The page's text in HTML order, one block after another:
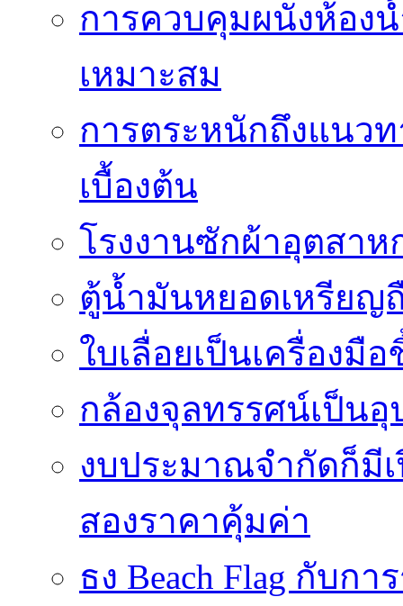
การควบคุมผนังห้อง
เหมาะสม
การตระหนักถึงแนว
เบื้องต้น
โรงงานซักผ้าอุตสา
ตู้น้ำมันหยอดเหรียญ
ใบเลื่อยเป็นเครื่อง
กล้องจุลทรรศน์เป็น
งบประมาณจำกัดก็มี
สองราคาคุ้มค่า
ธง Beach Flag กับก